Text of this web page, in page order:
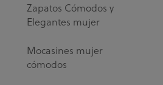
Zapatos Cómodos y
Elegantes mujer
Mocasines mujer
cómodos